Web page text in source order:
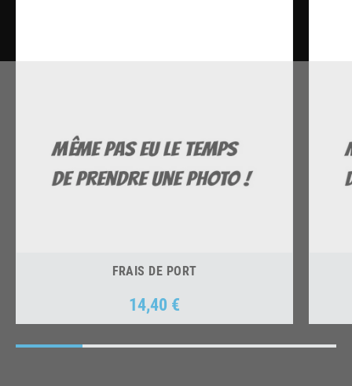
FRAIS DE PORT
Prix
14,40 €